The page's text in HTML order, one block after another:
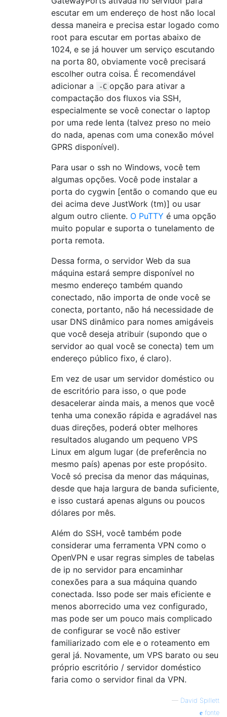
escutar em um endereço de host não local
dessa maneira e precisa estar logado como
root para escutar em portas abaixo de
1024, e se já houver um serviço escutando
na porta 80, obviamente você precisará
escolher outra coisa. É recomendável
adicionar a
-C opção para ativar a
compactação dos fluxos via SSH,
especialmente se você conectar o laptop
por uma rede lenta (talvez preso no meio
do nada, apenas com uma conexão móvel
GPRS disponível).
Para usar o ssh no Windows, você tem
algumas opções. Você pode instalar a
porta do cygwin [então o comando que eu
dei acima deve JustWork (tm)] ou usar
algum outro cliente. O PuTTY é uma opção
muito popular e suporta o tunelamento de
porta remota.
Dessa forma, o servidor Web da sua
máquina estará sempre disponível no
mesmo endereço também quando
conectado, não importa de onde você se
conecta, portanto, não há necessidade de
usar DNS dinâmico para nomes amigáveis ​​
que você deseja atribuir (supondo que o
servidor ao qual você se conecta) tem um
endereço público fixo, é claro).
Em vez de usar um servidor doméstico ou
de escritório para isso, o que pode
desacelerar ainda mais, a menos que você
tenha uma conexão rápida e agradável nas
duas direções, poderá obter melhores
resultados alugando um pequeno VPS
Linux em algum lugar (de preferência no
mesmo país) apenas por este propósito.
Você só precisa da menor das máquinas,
desde que haja largura de banda suficiente,
e isso custará apenas alguns ou poucos
dólares por mês.
Além do SSH, você também pode
considerar uma ferramenta VPN como o
OpenVPN e usar regras simples de tabelas
de ip no servidor para encaminhar
conexões para a sua máquina quando
conectada. Isso pode ser mais eficiente e
menos aborrecido uma vez configurado,
mas pode ser um pouco mais complicado
de configurar se você não estiver
familiarizado com ele e o roteamento em
geral já. Novamente, um VPS barato ou seu
próprio escritório / servidor doméstico
faria como o servidor final da VPN.
— David Spillett
fonte